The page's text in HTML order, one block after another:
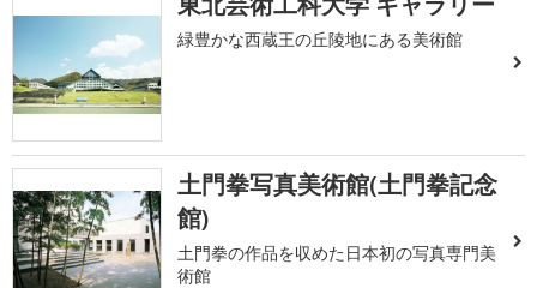
緑豊かな西蔵王の丘陵地にある美術館
土門拳写真美術館(土門拳記念
館)
土門拳の作品を収めた日本初の写真専門美
術館